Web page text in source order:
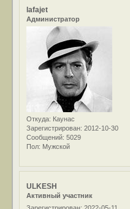
lafajet
Администратор
Откуда: Каунас
Зарегистрирован: 2012-10-30
Сообщений: 5029
Пол: Мужской
ULKESH
Активный участник
Зарегистрирован: 2022-05-11